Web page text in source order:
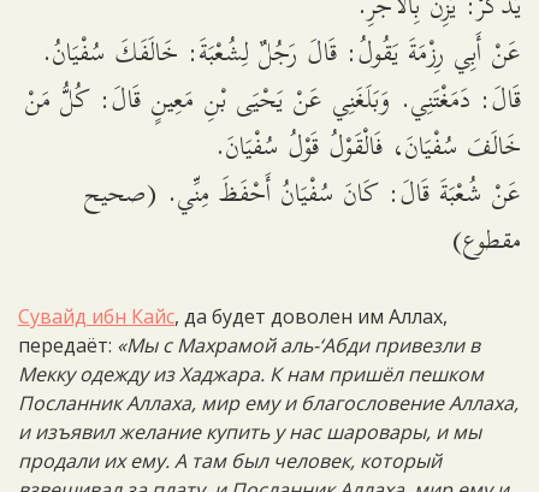
عَنْ أَبِي رِزْمَةَ يَقُولُ: قَالَ رَجُلٌ لِشُعْبَةَ: خَالَفَكَ سُفْيَانُ.
قَالَ: دَمَغْتَنِي. وَبَلَغَنِي عَنْ يَحْيَى بْنِ مَعِينٍ قَالَ: كُلُّ مَنْ
خَالَفَ سُفْيَانَ، فَالْقَوْلُ قَوْلُ سُفْيَانَ.
عَنْ شُعْبَةَ قَالَ: كَانَ سُفْيَانُ أَحْفَظَ مِنِّي. (صحيح
مقطوع)
Сувайд ибн Кайс, да будет доволен им Аллах,
передаёт: «Мы с Махрамой аль-‘Абди привезли в
Мекку одежду из Хаджара. К нам пришёл пешком
Посланник Аллаха, мир ему и благословение Аллаха,
и изъявил желание купить у нас шаровары, и мы
продали их ему. А там был человек, который